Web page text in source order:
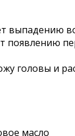
появлению
и
масло